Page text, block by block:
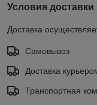
Условия доставки
Доставка
Самовывоз
Доставка
Транспортная